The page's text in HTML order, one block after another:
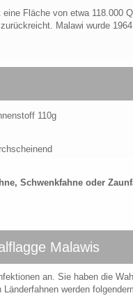
Fläche von etwa 118.000
Malawi wurde
110g
Schwenkfahne oder
Malawis
an. Sie haben die
werden